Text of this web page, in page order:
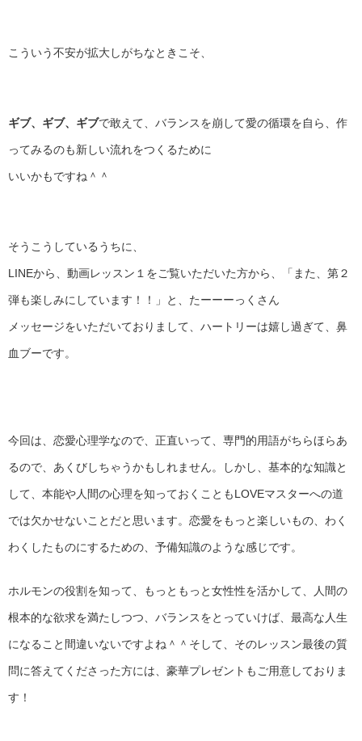
こういう不安が拡大しがちなときこそ、
ギブ、ギブ、ギブで敢えて、バランスを崩して愛の循環を自ら、作
ってみるのも新しい流れをつくるために
いいかもですね＾＾
そうこうしているうちに、
LINEから、動画レッスン１をご覧いただいた方から、「また、第２
弾も楽しみにしています！！」と、たーーーっくさん
メッセージをいただいておりまして、ハートリーは嬉し過ぎて、鼻
血ブーです。
今回は、恋愛心理学なので、正直いって、専門的用語がちらほらあ
るので、あくびしちゃうかもしれません。しかし、基本的な知識と
して、本能や人間の心理を知っておくこともLOVEマスターへの道
では欠かせないことだと思います。恋愛をもっと楽しいもの、わく
わくしたものにするための、予備知識のような感じです。
ホルモンの役割を知って、もっともっと女性性を活かして、人間の
根本的な欲求を満たしつつ、バランスをとっていけば、最高な人生
になること間違いないですよね＾＾そして、そのレッスン最後の質
問に答えてくださった方には、豪華プレゼントもご用意しておりま
す！